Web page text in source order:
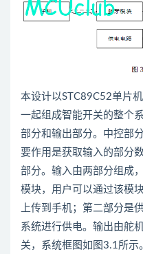
本设计以STC89C52单片
一起组成智能开关的整个
部分和输出部分。中控部
要作用是获取输入的部分
部分。输入由两部分组成
模块，用户可以通过该模
上传到手机；第二部分是
系统进行供电。输出由舵
关，系统框图如图3.1所示